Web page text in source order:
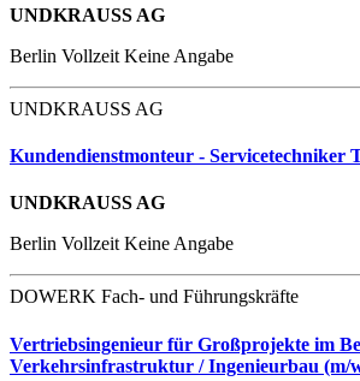
UNDKRAUSS AG
Berlin Vollzeit Keine Angabe
UNDKRAUSS AG
Kundendienstmonteur - Servicetechniker
UNDKRAUSS AG
Berlin VollzeitKeine Angabe
DOWERK Fach- und Führungskräfte
Vertriebsingenieur für Großprojekte im
Verkehrsinfrastruktur / Ingenieurbau (m/